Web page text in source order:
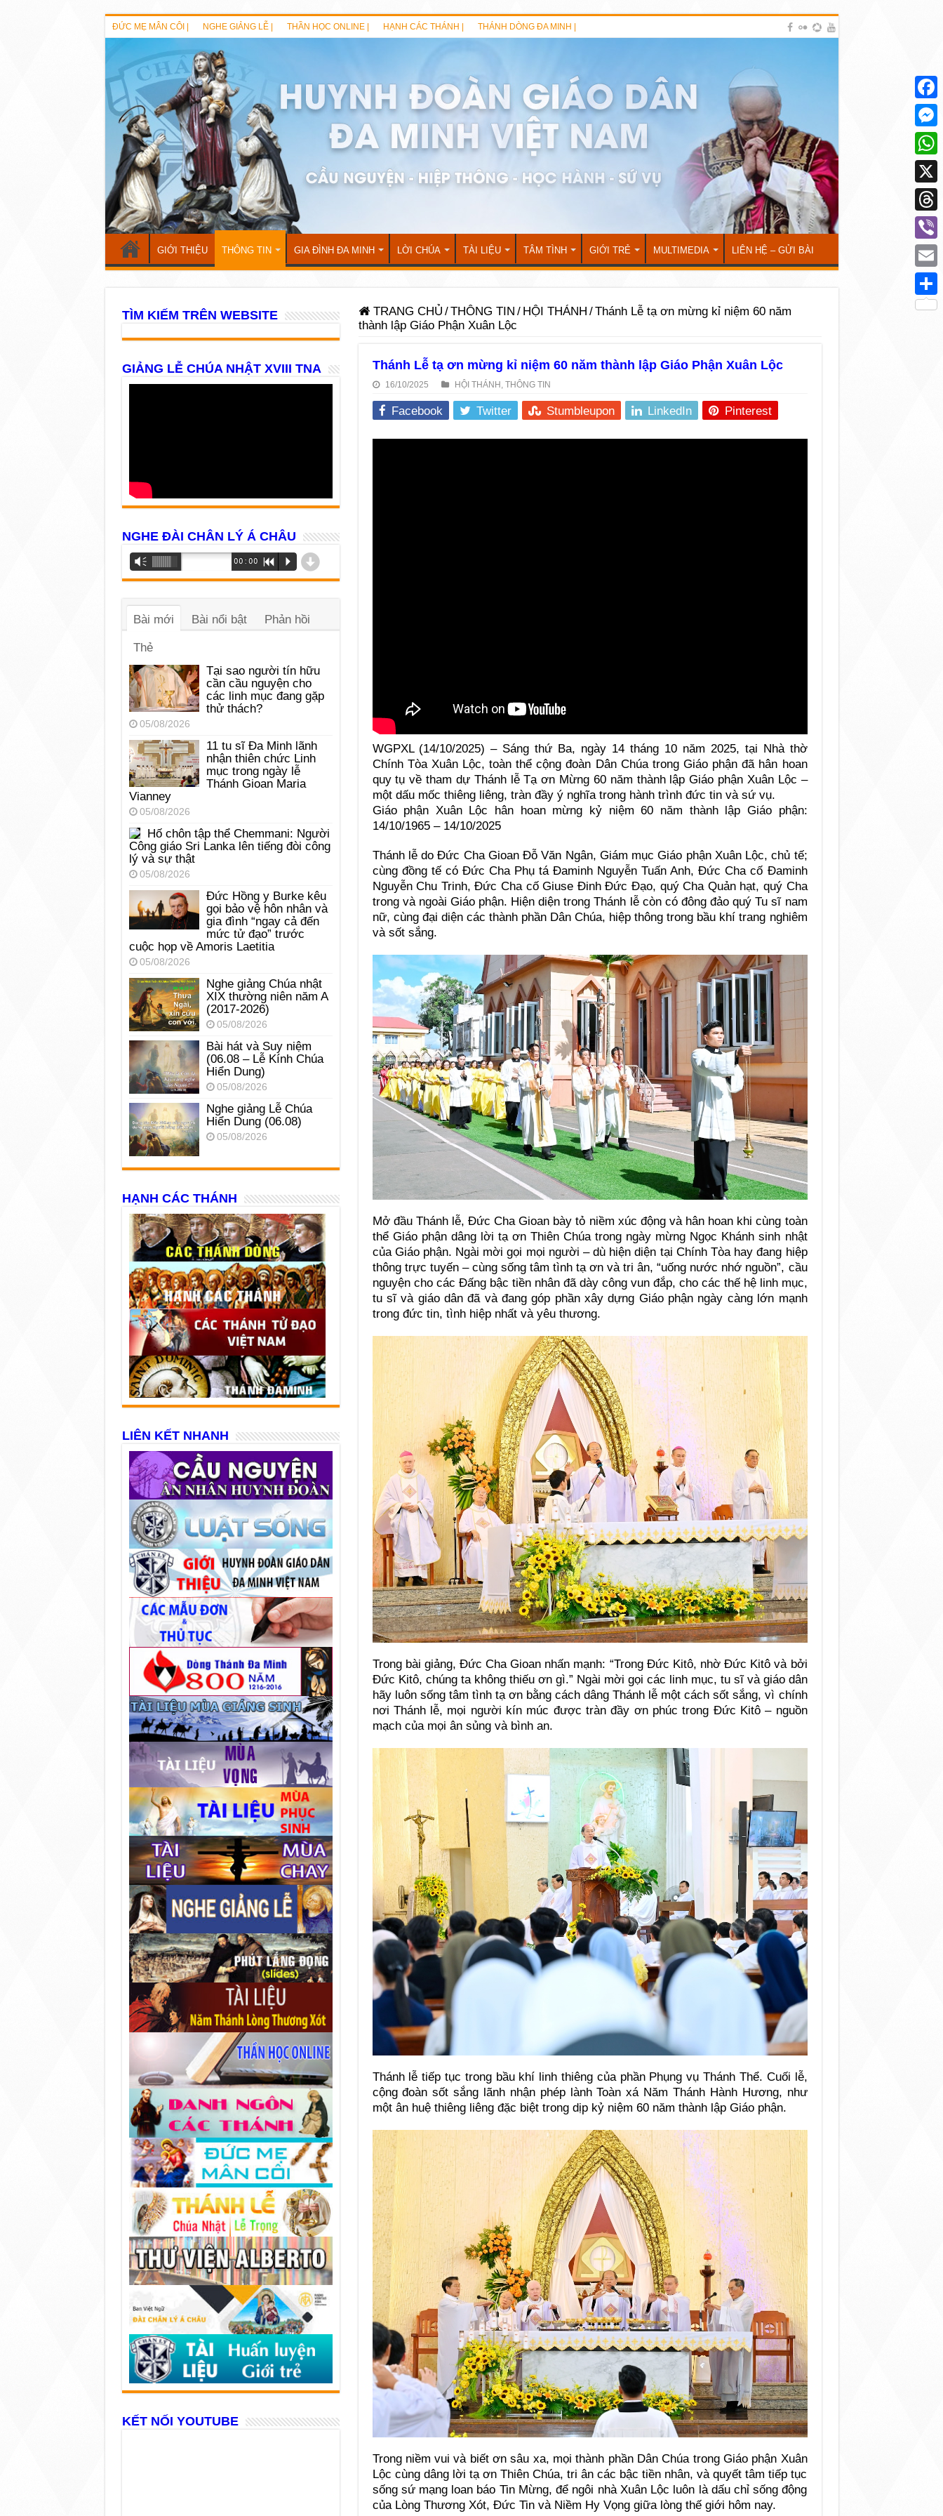
ĐỨC MẸ MÂN CÔI | NGHE GIẢNG LỄ | THẦN HỌC ONLINE | HẠNH CÁC THÁNH | THÁNH DÒNG ĐA MINH |
GIỚI THIỆU THÔNG TIN GIA ĐÌNH ĐA MINH LỜI CHÚA TÀI LIỆU TÂM TÌNH GIỚI TRẺ MULTIMEDIA LIÊN HỆ – GỬI BÀI
TRANG CHỦ /THÔNG TIN / HỘI THÁNH /Thánh Lễ tạ ơn mừng kỉ niệm 60 năm
thành lập Giáo Phận Xuân Lộc
Thánh Lễ tạ ơn mừng kỉ niệm 60 năm thành lập Giáo Phận Xuân Lộc
16/10/2025 HỘI THÁNH , THÔNG TIN
Facebook Twitter Stumbleupon LinkedIn Pinterest
WGPXL (14/10/2025) – Sáng thứ Ba, ngày 14 tháng 10 năm 2025, tại Nhà thờ
Chính Tòa Xuân Lộc, toàn thể cộng đoàn Dân Chúa trong Giáo phận đã hân hoan
quy tụ về tham dự Thánh lễ Tạ ơn Mừng 60 năm thành lập Giáo phận Xuân Lộc –
một dấu mốc thiêng liêng, tràn đầy ý nghĩa trong hành trình đức tin và sứ vụ.
Giáo phận Xuân Lộc hân hoan mừng kỷ niệm 60 năm thành lập Giáo phận:
14/10/1965 – 14/10/2025
Thánh lễ do Đức Cha Gioan Đỗ Văn Ngân, Giám mục Giáo phận Xuân Lộc, chủ tế;
cùng đồng tế có Đức Cha Phụ tá Đaminh Nguyễn Tuấn Anh, Đức Cha cố Đaminh
Nguyễn Chu Trinh, Đức Cha cố Giuse Đinh Đức Đạo, quý Cha Quản hạt, quý Cha
trong và ngoài Giáo phận. Hiện diện trong Thánh lễ còn có đông đảo quý Tu sĩ nam
nữ, cùng đại diện các thành phần Dân Chúa, hiệp thông trong bầu khí trang nghiêm
và sốt sắng.
Mở đầu Thánh lễ, Đức Cha Gioan bày tỏ niềm xúc động và hân hoan khi cùng toàn
thể Giáo phận dâng lời tạ ơn Thiên Chúa trong ngày mừng Ngọc Khánh sinh nhật
của Giáo phận. Ngài mời gọi mọi người – dù hiện diện tại Chính Tòa hay đang hiệp
thông trực tuyến – cùng sống tâm tình tạ ơn và tri ân, “uống nước nhớ nguồn”, cầu
nguyện cho các Đấng bậc tiền nhân đã dày công vun đắp, cho các thế hệ linh mục,
tu sĩ và giáo dân đã và đang góp phần xây dựng Giáo phận ngày càng lớn mạnh
trong đức tin, tình hiệp nhất và yêu thương.
Trong bài giảng, Đức Cha Gioan nhấn mạnh: “Trong Đức Kitô, nhờ Đức Kitô và bởi
Đức Kitô, chúng ta không thiếu ơn gì.” Ngài mời gọi các linh mục, tu sĩ và giáo dân
hãy luôn sống tâm tình tạ ơn bằng cách dâng Thánh lễ một cách sốt sắng, vì chính
nơi Thánh lễ, mọi người kín múc được tràn đầy ơn phúc trong Đức Kitô – nguồn
mạch của mọi ân sủng và bình an.
Thánh lễ tiếp tục trong bầu khí linh thiêng của phần Phụng vụ Thánh Thể. Cuối lễ,
cộng đoàn sốt sắng lãnh nhận phép lành Toàn xá Năm Thánh Hành Hương, như
một ân huệ thiêng liêng đặc biệt trong dịp kỷ niệm 60 năm thành lập Giáo phận.
Trong niềm vui và biết ơn sâu xa, mọi thành phần Dân Chúa trong Giáo phận Xuân
Lộc cùng dâng lời tạ ơn Thiên Chúa, tri ân các bậc tiền nhân, và quyết tâm tiếp tục
sống sứ mạng loan báo Tin Mừng, để ngôi nhà Xuân Lộc luôn là dấu chỉ sống động
của Lòng Thương Xót, Đức Tin và Niềm Hy Vọng giữa lòng thế giới hôm nay.
TÌM KIẾM TRÊN WEBSITE
GIẢNG LỄ CHÚA NHẬT XVIII TNA
NGHE ĐÀI CHÂN LÝ Á CHÂU
Trình
phát
âm
Vm 00:00 R P d
Bài mới Bài nổi bật Phản hồi
Thẻ
Tại sao người tín hữu
cần cầu nguyện cho
các linh mục đang gặp
thử thách?
05/08/2026
11 tu sĩ Đa Minh lãnh
nhận thiên chức Linh
mục trong ngày lễ
Thánh Gioan Maria
Vianney
05/08/2026
Hố chôn tập thể Chemmani: Người
Công giáo Sri Lanka lên tiếng đòi công
lý và sự thật
05/08/2026
Đức Hồng y Burke kêu
gọi bảo vệ hôn nhân và
gia đình “ngay cả đến
mức tử đạo” trước
cuộc họp về Amoris Laetitia
05/08/2026
Nghe giảng Chúa nhật
XIX thường niên năm A
(2017-2026)
05/08/2026
Bài hát và Suy niệm
(06.08 – Lễ Kính Chúa
Hiển Dung)
05/08/2026
Nghe giảng Lễ Chúa
Hiển Dung (06.08)
05/08/2026
HẠNH CÁC THÁNH
LIÊN KẾT NHANH
KẾT NỐI YOUTUBE
X
Viber